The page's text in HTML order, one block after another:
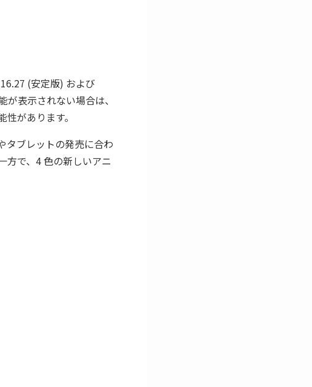
(安定版) および
表示されない場合は、
があります。
タブレットの発売に合わ
方で、4 色の新しいアニ